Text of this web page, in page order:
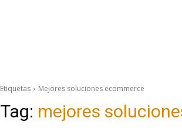
Etiquetas Mejores soluciones ecommerce
Tag: mejores